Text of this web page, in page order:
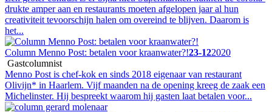
drukte amper aan en restaurants moeten afgelopen jaar al hun
creativiteit tevoorschijn halen om overeind te blijven. Daarom is
het...
Column Menno Post: betalen voor kraanwater?!23-122020
Gastcolumnist
Menno Post is chef-kok en sinds 2018 eigenaar van restaurant
Olivijn* in Haarlem. Vijf maanden na de opening kreeg de zaak een
Michelinster. Hij bespreekt waarom hij gasten laat betalen voor...